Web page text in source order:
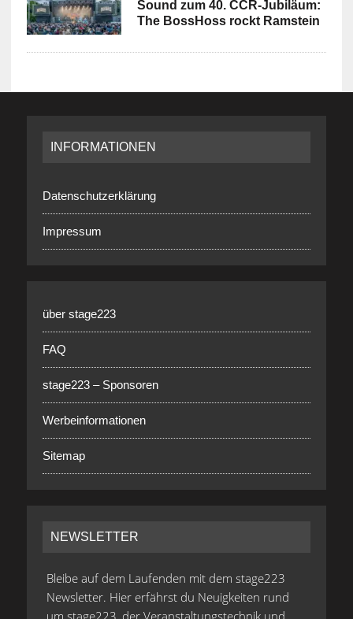
Sound zum 40. CCR-Jubiläum:
The BossHoss rockt Ramstein
INFORMATIONEN
Datenschutzerklärung
Impressum
über stage223
FAQ
stage223 – Sponsoren
Werbeinformationen
Sitemap
NEWSLETTER
Bleibe auf dem Laufenden mit dem stage223
Newsletter. Hier erfährst du Neuigkeiten rund
um stage223, der Veranstaltungstechnik und